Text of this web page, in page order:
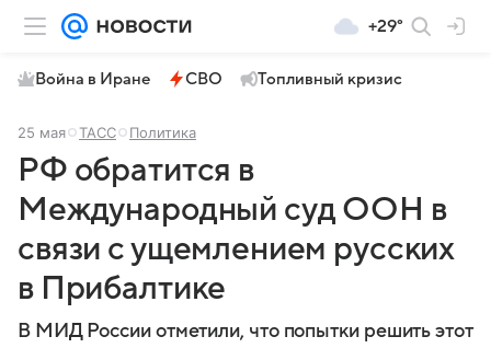
+29°
Война в Иране СВО Топливный кризис
25 мая ТАСС Политика
РФ обратится в
Международный суд ООН в
связи с ущемлением русских
в Прибалтике
В МИД России отметили, что попытки решить этот